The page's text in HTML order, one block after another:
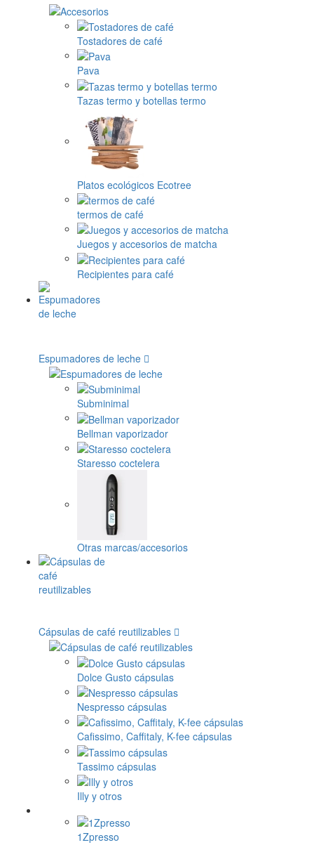
Tostadores de café
Pava
Tazas termo y botellas termo
Platos ecológicos Ecotree
termos de café
Juegos y accesorios de matcha
Recipientes para café
Espumadores de leche
Subminimal
Bellman vaporizador
Staresso coctelera
Otras marcas/accesorios
Cápsulas de café reutilizables
Dolce Gusto cápsulas
Nespresso cápsulas
Cafissimo, Caffitaly, K-fee cápsulas
Tassimo cápsulas
Illy y otros
1Zpresso